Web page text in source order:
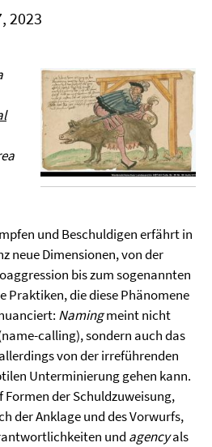
2023
und Beschuldigen erfährt in
neue Dimensionen, von der
bis zum sogenannten
Praktiken, die diese Phänomene
Namingmeint nicht
calling), sondern auch das
von der irreführenden
Unterminierung gehen kann.
Formen der Schuldzuweisung,
der Anklage und des Vorwurfs,
und agencyals